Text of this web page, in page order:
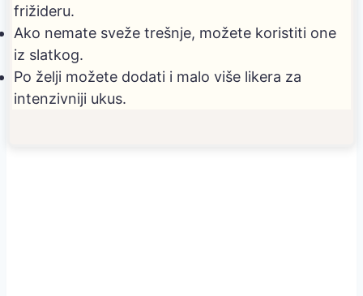
frižideru.
Ako nemate sveže trešnje, možete koristiti one
iz slatkog.
Po želji možete dodati i malo više likera za
intenzivniji ukus.